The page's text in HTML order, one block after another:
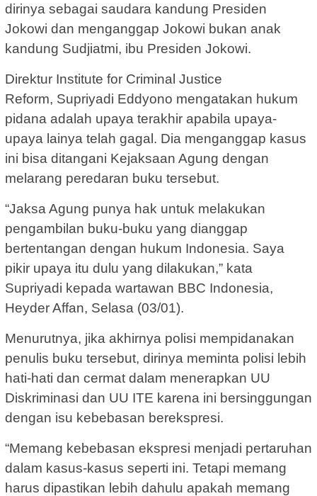
dirinya sebagai saudara kandung Presiden
Jokowi dan menganggap Jokowi bukan anak
kandung Sudjiatmi, ibu Presiden Jokowi.
Direktur Institute for Criminal Justice
Reform, Supriyadi Eddyono mengatakan hukum
pidana adalah upaya terakhir apabila upaya-
upaya lainya telah gagal. Dia menganggap kasus
ini bisa ditangani Kejaksaan Agung dengan
melarang peredaran buku tersebut.
“Jaksa Agung punya hak untuk melakukan
pengambilan buku-buku yang dianggap
bertentangan dengan hukum Indonesia. Saya
pikir upaya itu dulu yang dilakukan,” kata
Supriyadi kepada wartawan BBC Indonesia,
Heyder Affan, Selasa (03/01).
Menurutnya, jika akhirnya polisi mempidanakan
penulis buku tersebut, dirinya meminta polisi lebih
hati-hati dan cermat dalam menerapkan UU
Diskriminasi dan UU ITE karena ini bersinggungan
dengan isu kebebasan berekspresi.
“Memang kebebasan ekspresi menjadi pertaruhan
dalam kasus-kasus seperti ini. Tetapi memang
harus dipastikan lebih dahulu apakah memang